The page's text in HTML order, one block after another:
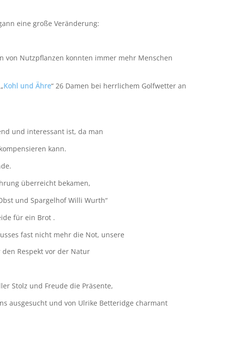
eine große Veränderung:
von Nutzpflanzen konnten immer mehr Menschen
Kohl und Ähre“ 26 Damen bei herrlichem Golfwetter an
und interessant ist, da man
kann.
überreicht bekamen,
und Spargelhof Willi Wurth“
für ein Brot .
fast nicht mehr die Not, unsere
Respekt vor der Natur
Stolz und Freude die Präsente,
ausgesucht und von Ulrike Betteridge charmant